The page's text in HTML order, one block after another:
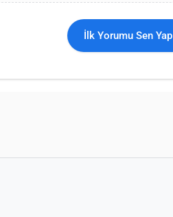
İlk Yorumu Sen Yap